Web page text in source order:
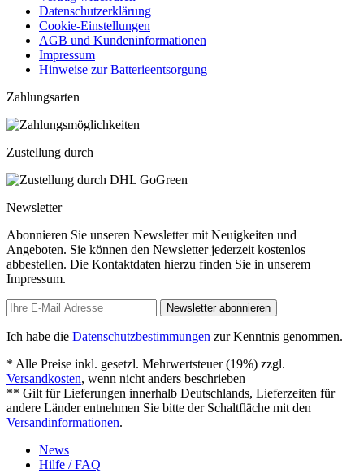
Datenschutzerklärung
Cookie-Einstellungen
AGB und Kundeninformationen
Impressum
Hinweise zur Batterieentsorgung
Zahlungsarten
Zustellung durch
Newsletter
Abonnieren Sie unseren Newsletter mit Neuigkeiten und
Angeboten. Sie können den Newsletter jederzeit kostenlos
abbestellen. Die Kontaktdaten hierzu finden Sie in unserem
Impressum.
Newsletter abonnieren
Ich habe die Datenschutzbestimmungen zur Kenntnis genommen.
* Alle Preise inkl. gesetzl. Mehrwertsteuer (19%) zzgl.
Versandkosten, wenn nicht anders beschrieben
** Gilt für Lieferungen innerhalb Deutschlands, Lieferzeiten für
andere Länder entnehmen Sie bitte der Schaltfläche mit den
Versandinformationen.
News
Hilfe / FAQ